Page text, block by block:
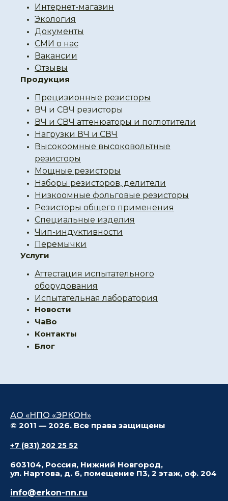
Интернет-магазин
Экология
Документы
СМИ о нас
Вакансии
Отзывы
Продукция
Прецизионные резисторы
ВЧ и СВЧ резисторы
ВЧ и СВЧ аттенюаторы и поглотители
Нагрузки ВЧ и СВЧ
Высокоомные высоковольтные
резисторы
Мощные резисторы
Наборы резисторов, делители
Низкоомные фольговые резисторы
Резисторы общего применения
Специальные изделия
Чип-индуктивности
Перемычки
Услуги
Аттестация испытательного
оборудования
Испытательная лаборатория
Новости
ЧаВо
Контакты
Блог
АО «НПО «ЭРКОН»
© 2011 — 2026. Все права защищены
+7 (831) 202 25 52
603104, Россия, Нижний Новгород,
ул. Нартова, д. 6, помещение П3, 2 этаж, оф. 204
info@erkon-nn.ru